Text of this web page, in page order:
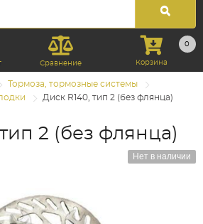
Сравнение
0
Корзина
Тормоза, тормозные системы
Диск R140, тип 2 (без флянца)
2 (без флянца)
Нет в наличии